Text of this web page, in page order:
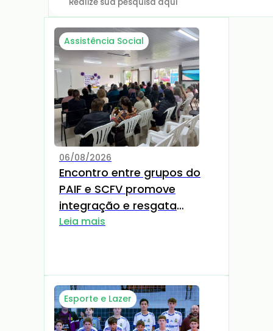
Assistência Social
06/08/2026
Encontro entre grupos do
PAIF e SCFV promove
integração e resgata
memórias por meio da
Leia mais
Esporte e Lazer